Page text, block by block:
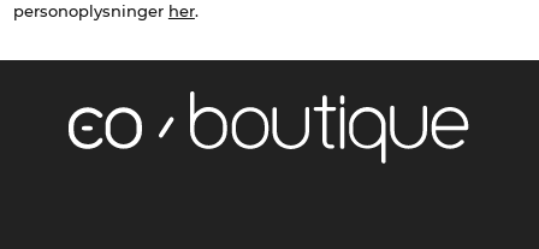
personoplysninger her.